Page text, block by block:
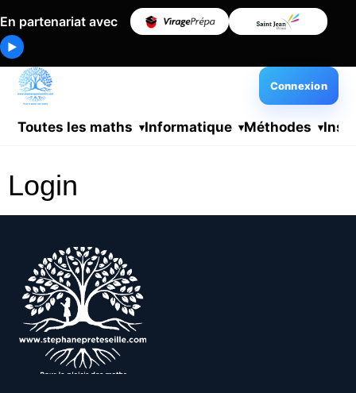
En partenariat avec
▶
Toutes les maths Informatique Méthodes
Connexion
Login